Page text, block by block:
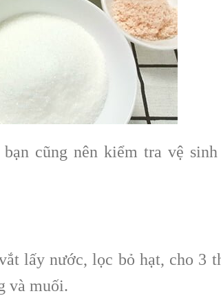
cũng nên kiểm tra vệ
lấy nước, lọc bỏ hạt, cho 3
và muối.